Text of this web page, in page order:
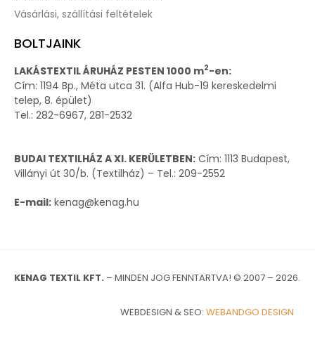
Vásárlási, szállítási feltételek
BOLTJAINK
LAKÁSTEXTIL ÁRUHÁZ PESTEN 1000 m2-en:
Cím: 1194 Bp., Méta utca 31. (Alfa Hub-19 kereskedelmi
telep, 8. épület)
Tel.: 282-6967, 281-2532
BUDAI TEXTILHÁZ A XI. KERÜLETBEN: Cím: 1113 Budapest,
Villányi út 30/b. (Textilház) – Tel.: 209-2552
E-mail: kenag@kenag.hu
KENAG TEXTIL KFT. – MINDEN JOG FENNTARTVA! © 2007 – 2026.
WEBDESIGN & SEO: WEBANDGO DESIGN